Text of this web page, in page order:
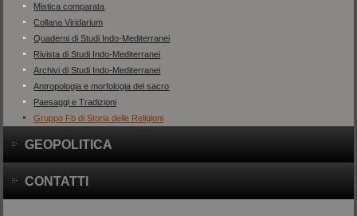
Mistica comparata
Collana Viridarium
Quaderni di Studi Indo-Mediterranei
Rivista di Studi Indo-Mediterranei
Archivi di Studi Indo-Mediterranei
Antropologia e morfologia del sacro
Paesaggi e Tradizioni
Gruppo Fb di Storia delle Religioni
GEOPOLITICA
CONTATTI